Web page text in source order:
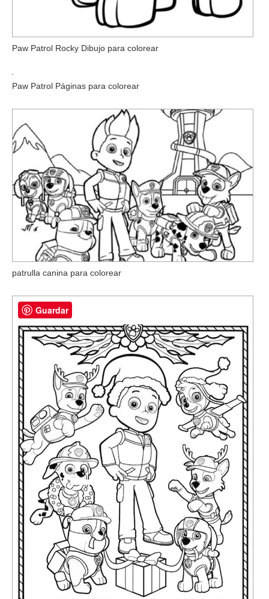
Paw Patrol Rocky Dibujo para colorear
Paw Patrol Páginas para colorear
patrulla canina para colorear
Guardar